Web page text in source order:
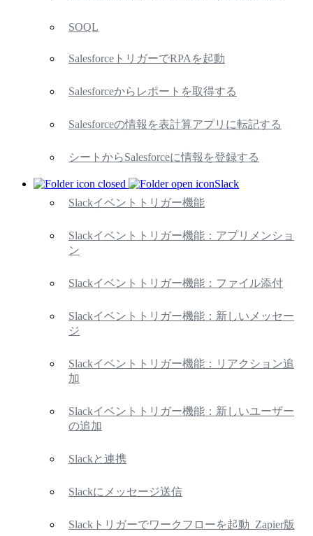
SOQL
SalesforceトリガーでRPAを起動
Salesforceからレポートを取得する
Salesforceの情報を表計算アプリに転記する
シートからSalesforceに情報を登録する
Slack
Slackイベントトリガー機能
Slackイベントトリガー機能：アプリメンショ
ン
Slackイベントトリガー機能：ファイル添付
Slackイベントトリガー機能：新しいメッセー
ジ
Slackイベントトリガー機能：リアクション追
加
Slackイベントトリガー機能：新しいユーザー
の追加
Slackと連携
Slackにメッセージ送信
Slackトリガーでワークフローを起動_Zapier版